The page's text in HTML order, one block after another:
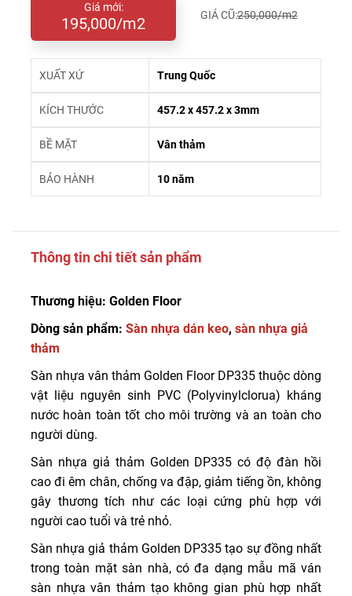
Giá mới:
195,000/m2 GIÁ CŨ:250,000/m2
XUẤT XỨ Trung Quốc
KÍCH THƯỚC 457.2 x 457.2 x 3mm
BỀ MẶT Vân thảm
BẢO HÀNH 10 năm
Thông tin chi tiết sản phẩm
Thương hiệu: Golden Floor
Dòng sản phẩm: Sàn nhựa dán keo, sàn nhựa giả
thảm
Sàn nhựa vân thảm Golden Floor DP335 thuộc dòng
vật liệu nguyên sinh PVC (Polyvinylclorua) kháng
nước hoàn toàn tốt cho môi trường và an toàn cho
người dùng.
Sàn nhựa giả thảm Golden DP335 có độ đàn hồi
cao đi êm chân, chống va đập, giảm tiếng ồn, không
gây thương tích như các loại cứng phù hợp với
người cao tuổi và trẻ nhỏ.
Sàn nhựa giả thảm Golden DP335 tạo sự đồng nhất
trong toàn mặt sàn nhà, có đa dạng mẫu mã ván
sàn nhựa vân thảm tạo không gian phù hợp nhất